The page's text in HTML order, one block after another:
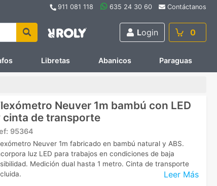
911 081 118 635 24 30 60 Contáctanos
Login 0
Libretas Abanicos Paraguas
Neuver 1m bambú con LED
cinta de transporte
95364
Leer Más
Neuver 1m fabricado en bambú natural y ABS.
luz LED para trabajos en condiciones de baja
Medición dual hasta 1 metro. Cinta de transporte